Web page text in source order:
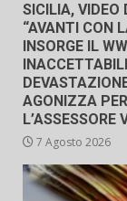
SICILIA, VIDEO
“AVANTI CON
INSORGE IL
AGONIZZA
L’ASSESSORE
7 Agosto 2026